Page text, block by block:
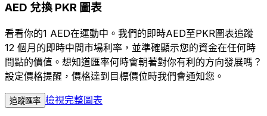
AED 兌換 PKR 圖表
看看你的1 AED在運動中。我們的即時AED至PKR圖表追蹤
12 個月的即時中間市場利率，並準確顯示您的資金在任何時
間點的價值。想知道匯率何時會朝著對你有利的方向發展嗎？
設定價格提醒，價格達到目標價位時我們會通知您。
追蹤匯率 檢視完整圖表